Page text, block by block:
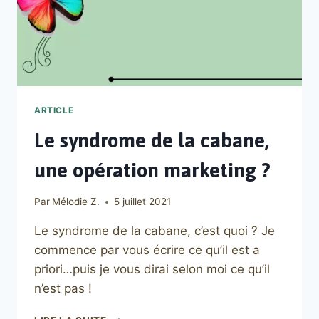
ARTICLE
Le syndrome de la cabane,
une opération marketing ?
Par Mélodie Z. 5 juillet 2021
Le syndrome de la cabane, c’est quoi ? Je
commence par vous écrire ce qu’il est a
priori…puis je vous dirai selon moi ce qu’il
n’est pas !